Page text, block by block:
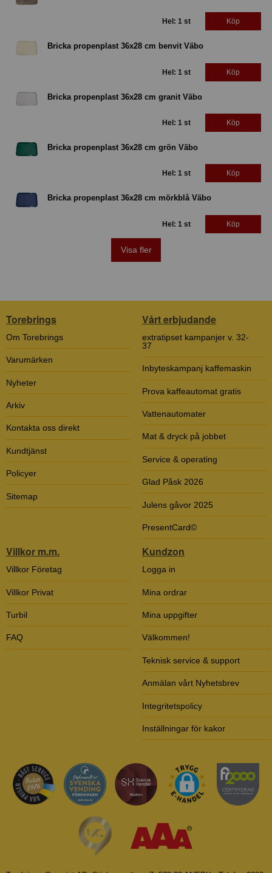
Hel: 1 st Köp
Bricka propenplast 36x28 cm benvit Väbo
Hel: 1 st Köp
Bricka propenplast 36x28 cm granit Väbo
Hel: 1 st Köp
Bricka propenplast 36x28 cm grön Väbo
Hel: 1 st Köp
Bricka propenplast 36x28 cm mörkblå Väbo
Hel: 1 st Köp
Visa fler
Torebrings
Om Torebrings
Varumärken
Nyheter
Arkiv
Kontakta oss direkt
Kundtjänst
Policyer
Sitemap
Vårt erbjudande
extratipset kampanjer v. 32-
37
Inbyteskampanj kaffemaskin
Prova kaffeautomat gratis
Vattenautomater
Mat & dryck på jobbet
Service & operating
Glad Påsk 2026
Julens gåvor 2025
PresentCard©
Villkor m.m.
Villkor Företag
Villkor Privat
Turbil
FAQ
Kundzon
Logga in
Mina ordrar
Mina uppgifter
Välkommen!
Teknisk service & support
Anmälan vårt Nyhetsbrev
Integritetspolicy
Inställningar för kakor